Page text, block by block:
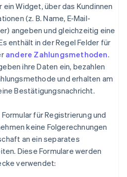
Widget, über das Kundinnen
(z. B. Name, E-Mail-
angeben und gleichzeitig eine
enthält in der Regel Felder für
andere Zahlungsmethoden.
ihre Daten ein, bezahlen
und erhalten am
Bestätigungsnachricht.
für Registrierung und
keine Folgerechnungen
an ein separates
Diese Formulare werden
verwendet: